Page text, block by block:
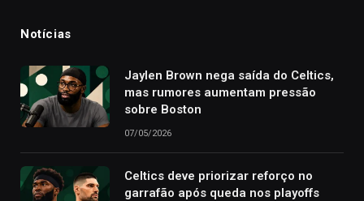
Notícias
Jaylen Brown nega saída do Celtics,
mas rumores aumentam pressão
sobre Boston
07/05/2026
Celtics deve priorizar reforço no
garrafão após queda nos playoffs